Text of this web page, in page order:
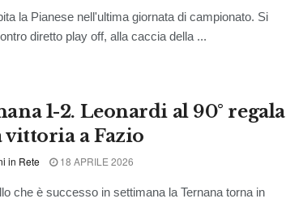
la Pianese nell'ultima giornata di campionato. Si
diretto play off, alla caccia della ...
1-2. Leonardi al 90° regala
a Fazio
in Rete 18 APRILE 2026
che è successo in settimana la Ternana torna in